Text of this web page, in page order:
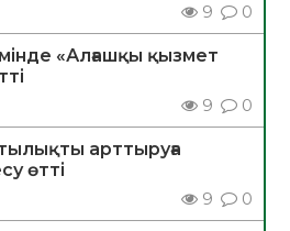
9 0
«Алғашқы қызмет
9 0
арттыруға
өтті
9 0